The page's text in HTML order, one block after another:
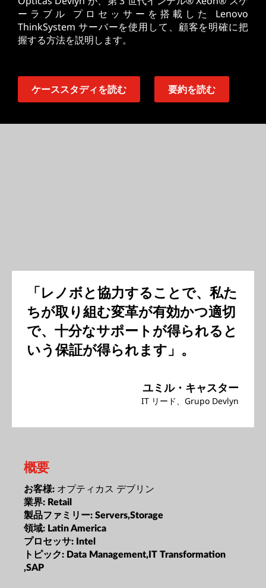
ーラブル プロセッサーを搭載した Lenovo
ThinkSystem サーバーを使用して、顧客を明確に把
握する方法を説明します。
ケーススタディを読む 要約を読む
「レノボと協力することで、私た
ちが取り組む変革が有効かつ適切
で、十分なサポートが得られると
いう保証が得られます」。
ユミル・キャスター
IT リード、Grupo Devlyn
概要
お客様: オプティカス デブリン
業界: Retail
製品ファミリー: Servers,Storage
領域: Latin America
プロセッサ: Intel
トピック: Data Management,IT Transformation
,SAP